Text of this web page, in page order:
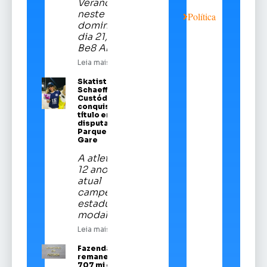
Veranópolis
neste
domingo,
dia 21, na
Be8 Arena
Leia mais
Skatista Alice
Schaeffer
Custódio
conquista
título em
disputa no
Parque da
Gare
A atleta de
12 anos é a
atual
campeã
estadual da
modalidade
Leia mais
Fazenda
remaneja R$
707 mi em
Política